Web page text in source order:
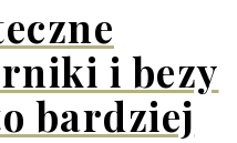
i bezy
bardziej